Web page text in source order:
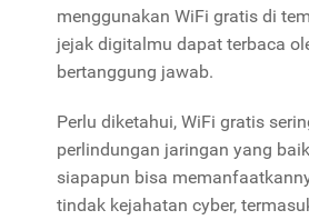
menggunakan WiFi gratis di
jejak digitalmu dapat terbaca
bertanggung jawab.
Perlu diketahui, WiFi gratis
perlindungan jaringan yang
siapapun bisa
tindak kejahatan cyber,